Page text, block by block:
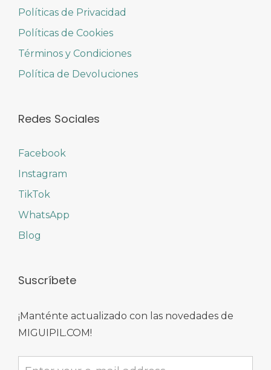
Políticas de Privacidad
Políticas de Cookies
Términos y Condiciones
Política de Devoluciones
Redes Sociales
Facebook
Instagram
TikTok
WhatsApp
Blog
Suscríbete
¡Manténte actualizado con las novedades de
MIGUIPIL.COM!